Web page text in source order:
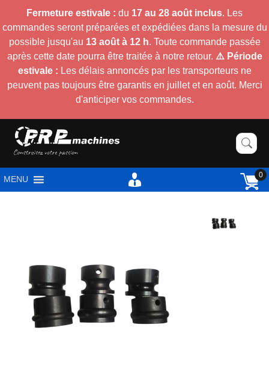
Fermeture estivale : du 17 au 28 août inclus. Les
commandes seront préparées et expédiées dans la mesure du
possible jusqu'au 13 août à 12 h. Toute commande passée
après cette date pourra être traitée à notre retour. ⚠️ Période
estivale : Les délais annoncés par les transporteurs ne
peuvent pas toujours être garantis en juillet et en août. Merci
d'anticiper vos commandes.
MENU 0